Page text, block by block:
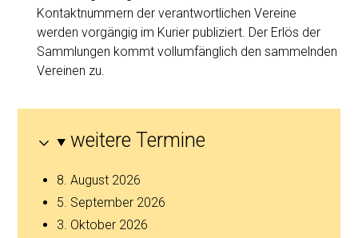
Kontaktnummern der verantwortlichen Vereine
werden vorgängig im Kurier publiziert. Der Erlös der
Sammlungen kommt vollumfänglich den sammelnden
Vereinen zu.
weitere Termine
8. August 2026
5. September 2026
3. Oktober 2026